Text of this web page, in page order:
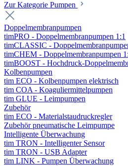
Zur Kategorie Pumpen
Doppelmembranpumpen
timPRO - Doppelmembranpumpen 1:1
timCLASSIC -
timCHEM - Doppelmembranpumpen
timBOOST - Hochdruck-
Kolbenpumpen
tim ECO - Kolbenpumpen elektrisch
tim COA - Koaguliermittelpumpen
tim GLUE - Leimpumpen
Zubehör
tim ECO - Materialstaudruckregler
Zubehör pneumatische Leimpumpe
Intelligente Überwachung
tim TRON - Intelligenter Sensor
tim TRON - USB Adapter
tim LINK - Pumpen Überwachung